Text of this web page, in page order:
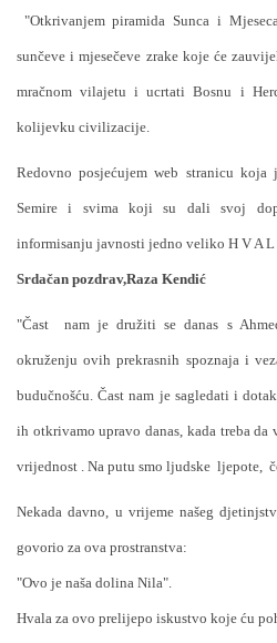
"Otkrivanjem piramida Sunca i
sunčeve i mjesečeve zrake koje će
mračnom vilajetu i ucrtati Bosnu i
kolijevku civilizacije.
Redovno posjećujem web stranicu
Semire i svima koji su dali svoj
informisanju javnosti jedno veliko H V A L
Srdačan pozdrav,Raza Kendić
"Čast nam je družiti se danas s
okruženju ovih prekrasnih spoznaja i
budučnošću. Čast nam je sagledati i
ih otkrivamo upravo danas, kada treba
vrijednost . Na putu smo ljudske ljepote,
Nekada davno, u vrijeme našeg
govorio za ova prostranstva:
"Ovo je naša dolina Nila".
Hvala za ovo prelijepo iskustvo koje ću